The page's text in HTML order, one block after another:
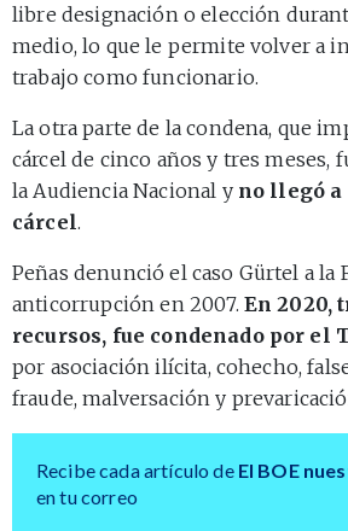
libre designación o elección
medio, lo que le permite volver a
trabajo como funcionario.
La otra parte de la condena, que
cárcel de cinco años y tres meses,
la Audiencia Nacional y no llegó
cárcel.
Peñas denunció el caso Gürtel a la
anticorrupción en 2007. En 2020,
recursos, fue condenado por el
por asociación ilícita, cohecho,
fraude, malversación y
Recibe cada artículo de El BOE
en tu correo